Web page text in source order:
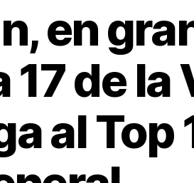
en
17 de la
al Top